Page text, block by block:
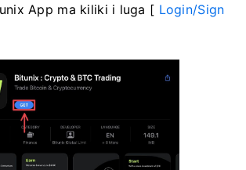
App ma kiliki i luga [ Login/Sign